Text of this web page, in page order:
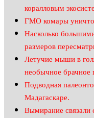
коралловым
ГМО комары
Насколько
размеров
Летучие мыши в
необычное брачное
Подводная
Мадагаскаре.
Вымирание связали